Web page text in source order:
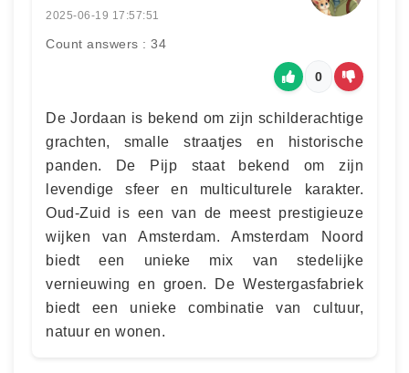
2025-06-19 17:57:51
Count answers : 34
0
De Jordaan is bekend om zijn schilderachtige
grachten, smalle straatjes en historische
panden. De Pijp staat bekend om zijn
levendige sfeer en multiculturele karakter.
Oud-Zuid is een van de meest prestigieuze
wijken van Amsterdam. Amsterdam Noord
biedt een unieke mix van stedelijke
vernieuwing en groen. De Westergasfabriek
biedt een unieke combinatie van cultuur,
natuur en wonen.